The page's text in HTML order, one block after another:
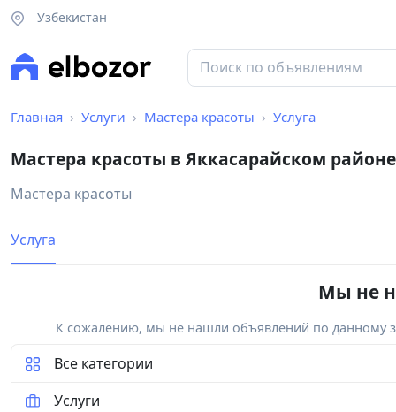
Узбекистан
Главная Услуги Мастера красоты Услуга
Мастера красоты в Яккасарайском районе
Мастера красоты
Услуга
Мы не
К сожалению, мы не нашли объявлений по данному
Все категории
Услуги